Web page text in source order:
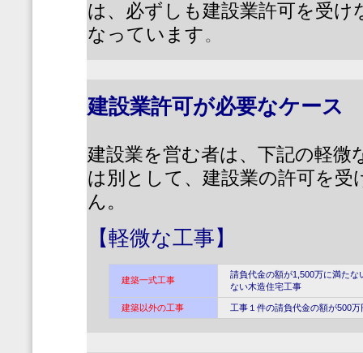
は、必ずしも建設業許可を受
なっています。
建設業許可が必要なケース
建設業を営む者は、下記の軽微
は別として、建設業の許可を
ん。
【軽微な工事】
建築一式工事
請負代金の額が1,500万に満た
ない木造住宅工事
建築以外の工事 工事１件の請負代金の額が500